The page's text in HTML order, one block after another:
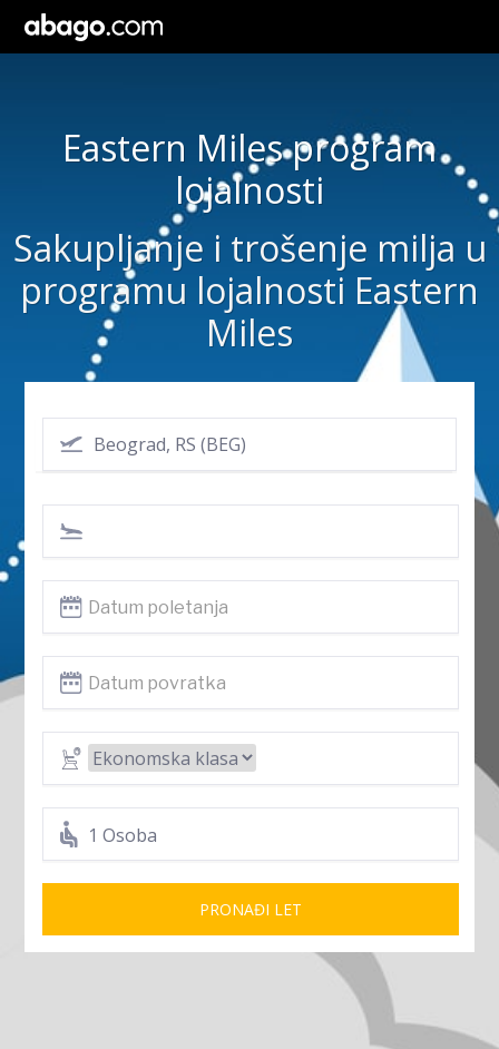
Eastern Miles program
lojalnosti
Sakupljanje i trošenje milja u
programu lojalnosti Eastern
Miles
1 Osoba
PRONAĐI LET